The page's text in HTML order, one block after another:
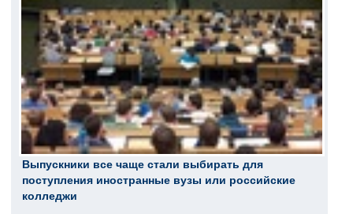
Выпускники все чаще стали выбирать для
поступления иностранные вузы или российские
колледжи